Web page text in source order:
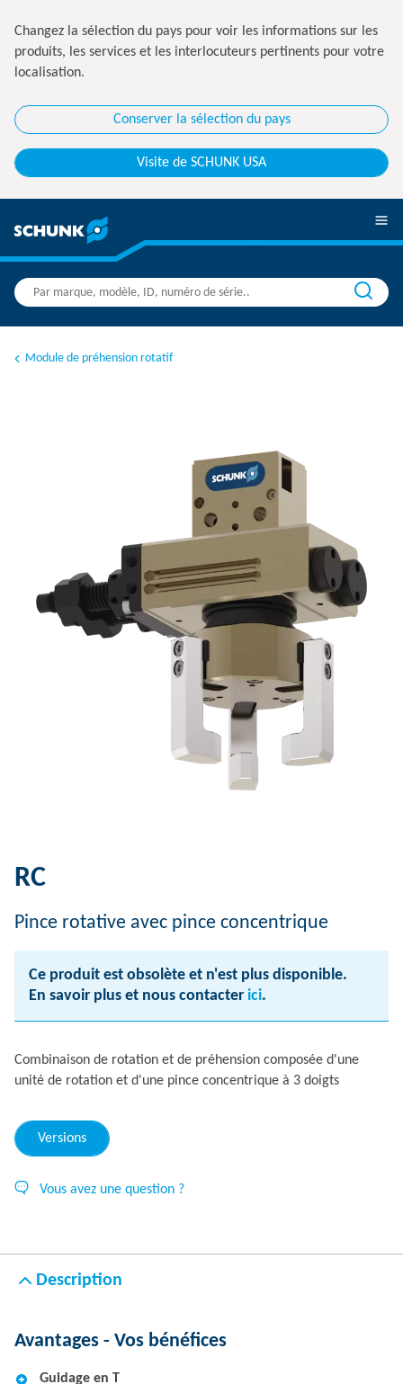
Changez la sélection du pays pour voir les informations sur les
produits, les services et les interlocuteurs pertinents pour votre
localisation.
Conserver la sélection du pays
Visite de SCHUNK USA
Module de préhension rotatif
RC
Pince rotative avec pince concentrique
Ce produit est obsolète et n'est plus disponible.
En savoir plus et nous contacter ici.
Combinaison de rotation et de préhension composée d'une
unité de rotation et d'une pince concentrique à 3 doigts
Versions
Vous avez une question ?
Description
Avantages - Vos bénéfices
Guidage en T